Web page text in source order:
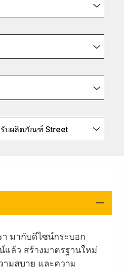
บผลิตภัณฑ์ Street
า มากับดีไซน์กระบอก
แล้ว สร้างมาตรฐานใหม่
มสบาย และความ